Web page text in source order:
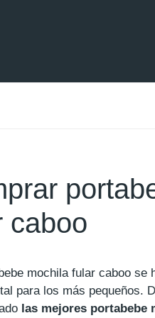
caboo
mochila fular caboo se
para los más pequeños.
las mejores portabebe